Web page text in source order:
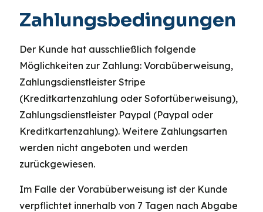
Zahlungsbedingungen
Der Kunde hat ausschließlich folgende
Möglichkeiten zur Zahlung: Vorabüberweisung,
Zahlungsdienstleister Stripe
(Kreditkartenzahlung oder Sofortüberweisung),
Zahlungsdienstleister Paypal (Paypal oder
Kreditkartenzahlung). Weitere Zahlungsarten
werden nicht angeboten und werden
zurückgewiesen.
Im Falle der Vorabüberweisung ist der Kunde
verpflichtet innerhalb von 7 Tagen nach Abgabe